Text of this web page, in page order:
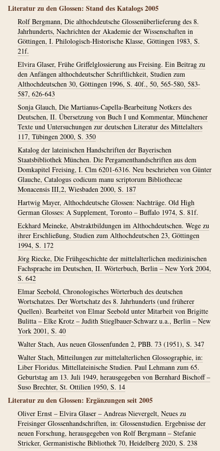
Literatur zu den Glossen: Stand des Katalogs 2005
Rolf Bergmann, Die althochdeutsche Glossenüberlieferung des 8.
Jahrhunderts, Nachrichten der Akademie der Wissenschaften in
Göttingen, I. Philologisch-Historische Klasse, Göttingen 1983, S.
21f.
Elvira Glaser, Frühe Griffelglossierung aus Freising. Ein Beitrag zu
den Anfängen althochdeutscher Schriftlichkeit, Studien zum
Althochdeutschen 30, Göttingen 1996, S. 40f., 50, 565-580, 583-
587, 626-643
Sonja Glauch, Die Martianus-Capella-Bearbeitung Notkers des
Deutschen, II. Übersetzung von Buch I und Kommentar, Münchener
Texte und Untersuchungen zur deutschen Literatur des Mittelalters
117, Tübingen 2000, S. 350
Katalog der lateinischen Handschriften der Bayerischen
Staatsbibliothek München. Die Pergamenthandschriften aus dem
Domkapitel Freising, I. Clm 6201-6316. Neu beschrieben von Günter
Glauche, Catalogus codicum manu scriptorum Bibliothecae
Monacensis III,2, Wiesbaden 2000, S. 187
Hartwig Mayer, Althochdeutsche Glossen: Nachträge. Old High
German Glosses: A Supplement, Toronto – Buffalo 1974, S. 81f.
Eckhard Meineke, Abstraktbildungen im Althochdeutschen. Wege zu
ihrer Erschließung, Studien zum Althochdeutschen 23, Göttingen
1994, S. 172
Jörg Riecke, Die Frühgeschichte der mittelalterlichen medizinischen
Fachsprache im Deutschen, II. Wörterbuch, Berlin – New York 2004,
S. 642
Elmar Seebold, Chronologisches Wörterbuch des deutschen
Wortschatzes. Der Wortschatz des 8. Jahrhunderts (und früherer
Quellen). Bearbeitet von Elmar Seebold unter Mitarbeit von Brigitte
Bulitta – Elke Krotz – Judith Stieglbauer-Schwarz u.a., Berlin – New
York 2001, S. 40
Walter Stach, Aus neuen Glossenfunden 2, PBB. 73 (1951), S. 347
Walter Stach, Mitteilungen zur mittelalterlichen Glossographie, in:
Liber Floridus. Mittellateinische Studien. Paul Lehmann zum 65.
Geburtstag am 13. Juli 1949, herausgegeben von Bernhard Bischoff –
Suso Brechter, St. Ottilien 1950, S. 14
Literatur zu den Glossen: Ergänzungen seit 2005
Oliver Ernst – Elvira Glaser – Andreas Nievergelt, Neues zu
Freisinger Glossenhandschriften, in: Glossenstudien. Ergebnisse der
neuen Forschung, herausgegeben von Rolf Bergmann – Stefanie
Stricker, Germanistische Bibliothek 70, Heidelberg 2020, S. 238